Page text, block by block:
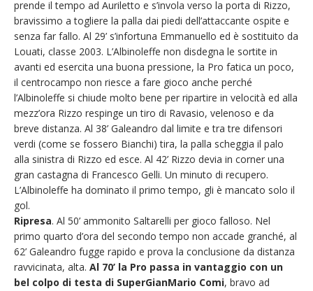
prende il tempo ad Auriletto e s’invola verso la porta di Rizzo,
bravissimo a togliere la palla dai piedi dell’attaccante ospite e
senza far fallo. Al 29’ s’infortuna Emmanuello ed è sostituito da
Louati, classe 2003. L’Albinoleffe non disdegna le sortite in
avanti ed esercita una buona pressione, la Pro fatica un poco,
il centrocampo non riesce a fare gioco anche perché
l’Albinoleffe si chiude molto bene per ripartire in velocità ed alla
mezz’ora Rizzo respinge un tiro di Ravasio, velenoso e da
breve distanza. Al 38’ Galeandro dal limite e tra tre difensori
verdi (come se fossero Bianchi) tira, la palla scheggia il palo
alla sinistra di Rizzo ed esce. Al 42’ Rizzo devia in corner una
gran castagna di Francesco Gelli. Un minuto di recupero.
L’Albinoleffe ha dominato il primo tempo, gli è mancato solo il
gol.
Ripresa. Al 50’ ammonito Saltarelli per gioco falloso. Nel
primo quarto d’ora del secondo tempo non accade granché, al
62’ Galeandro fugge rapido e prova la conclusione da distanza
ravvicinata, alta. Al 70’ la Pro passa in vantaggio con un
bel colpo di testa di SuperGianMario Comi, bravo ad